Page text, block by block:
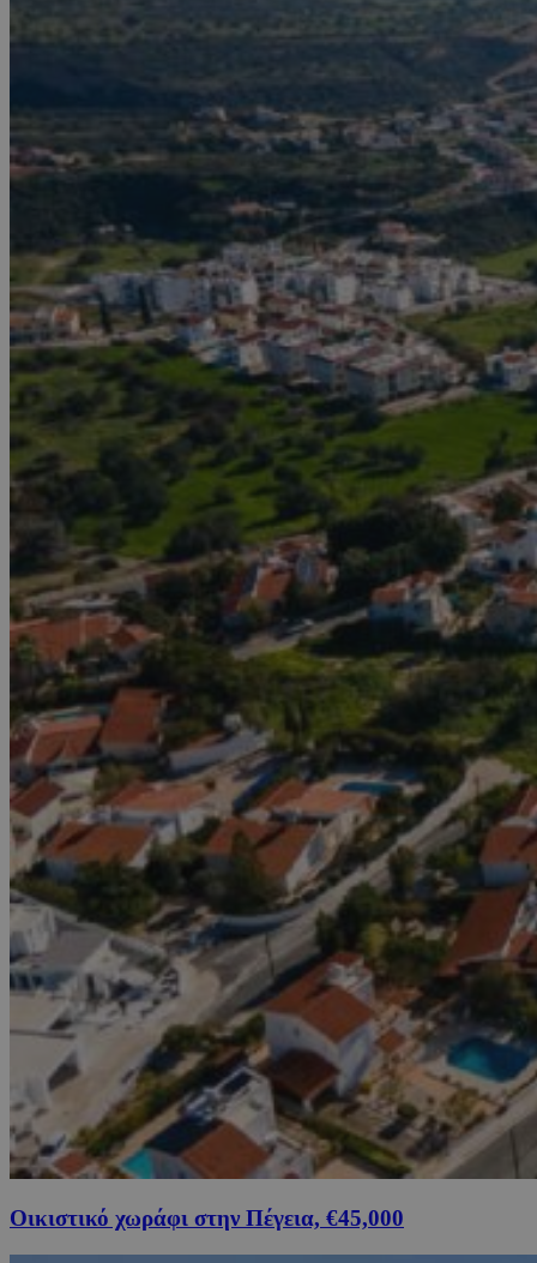
Οικιστικό χωράφι στην Πέγεια, €45,000